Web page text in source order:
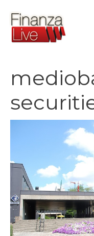
contenuto